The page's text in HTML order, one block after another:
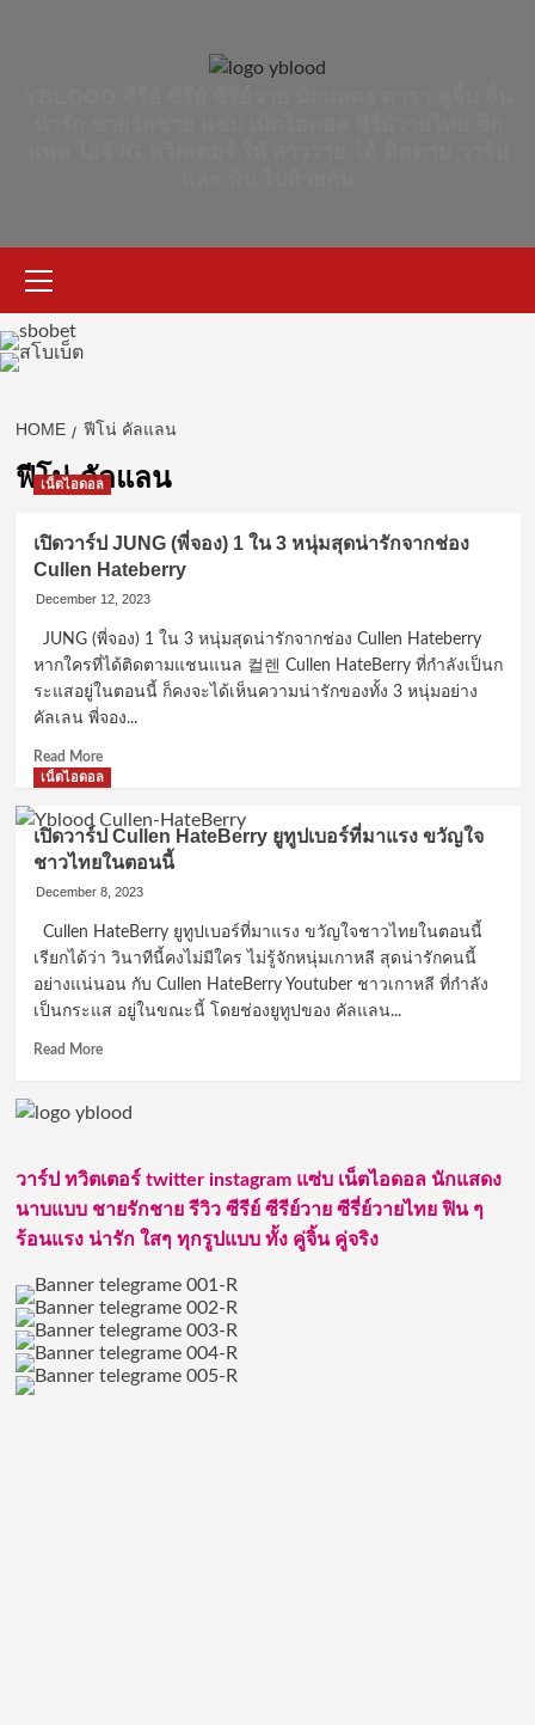
Menu
HOME ฟีโน่ คัลแลน
ฟีโน่ คัลแลน
เน็ตไอดอล
เปิดวาร์ป JUNG (พี่จอง) 1 ใน 3 หนุ่มสุดน่ารักจากช่อง
Cullen Hateberry
December 12, 2023
JUNG (พี่จอง) 1 ใน 3 หนุ่มสุดน่ารักจากช่อง Cullen Hateberry
หากใครที่ได้ติดตามแชนแนล 컬렌 Cullen HateBerry ที่กำลังเป็นก
ระแสอยู่ในตอนนี้ ก็คงจะได้เห็นความน่ารักของทั้ง 3 หนุ่มอย่าง
คัลเลน พี่จอง...
Read MoreRead
more
เปิด
วาร์
ป
JUNG
จอง)
1
ใน
สุด
จาก
Hateberry
เน็ตไอดอล
เปิดวาร์ป Cullen HateBerry ยูทูปเบอร์ที่มาแรง ขวัญใจ
ชาวไทยในตอนนี้
December 8, 2023
Cullen HateBerry ยูทูปเบอร์ที่มาแรง ขวัญใจชาวไทยในตอนนี้
เรียกได้ว่า วินาทีนี้คงไม่มีใคร ไม่รู้จักหนุ่มเกาหลี สุดน่ารักคนนี้
อย่างแน่นอน กับ Cullen HateBerry Youtuber ชาวเกาหลี ที่กำลัง
เป็นกระแส อยู่ในขณะนี้ โดยช่องยูทูปของ คัลแลน...
Read MoreRead
เปิด
Cullen
HateBerry
ทู
เบอร์
ที่มา
แรง
ขวัญใจ
ชาว
วาร์ป ทวิตเตอร์ twitter instagram แซ่บ เน็ตไอดอล นักแสดง
นาบแบบ ชายรักชาย รีวิว ซีรีย์ ซีรีย์วาย ซีรี่ย์วายไทย ฟิน ๆ
ร้อนแรง น่ารัก ใสๆ ทุกรูปแบบ ทั้ง คู่จิ้น คู่จริง